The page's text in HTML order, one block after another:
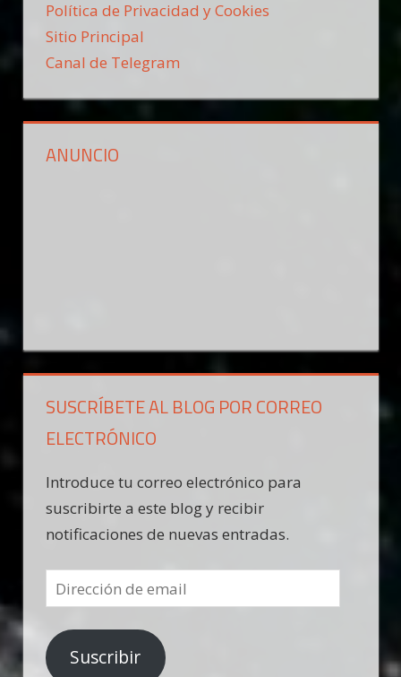
Política de Privacidad y Cookies
Sitio Principal
Canal de Telegram
ANUNCIO
SUSCRÍBETE AL BLOG POR CORREO
ELECTRÓNICO
Introduce tu correo electrónico para
suscribirte a este blog y recibir
notificaciones de nuevas entradas.
Dirección
de
email
Suscribir